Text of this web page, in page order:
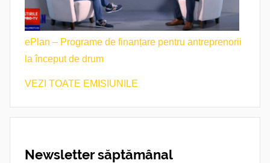
ePlan – Programe de finanțare pentru antreprenorii
la început de drum
VEZI TOATE EMISIUNILE
Newsletter săptămânal